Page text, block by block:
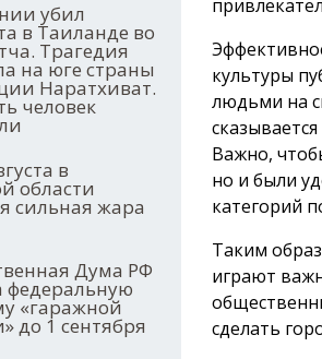
убил
в Таиланде во
Трагедия
на юге страны
Наратхиват.
человек
в
области
сильная жара
Дума РФ
федеральную
«гаражной
до 1 сентября
культуры
людьми на
Важно,
но и были
категорий
Таким
играют
сделать